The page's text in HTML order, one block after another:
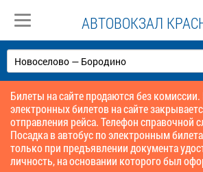
АВТОВОКЗАЛ
Билеты на сайте продаются без
электронных билетов на сайте
отправления рейса. Телефон справочной
Посадка в автобус по электронным
только при предъявлении документа
личность, на основании которого был